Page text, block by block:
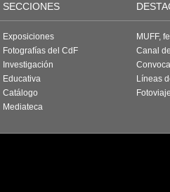
SECCIONES
Exposiciones
Fotografías del CdF
Investigación
Educativa
Catálogo
Mediateca
MUFF,
Canal
Líneas